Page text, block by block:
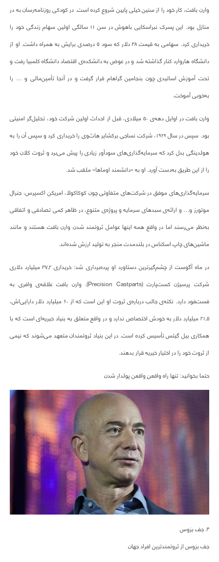
وارن بافت، کار خود را از سنین خیلی پایین شروع کرده است. در کودکی روزنامه‌رسان به در
منازل بود. این پسرک نبراسکایی باهوش در سن ۱۱ سالگی اولین سهام زندگی خود را
خریداری کرد. سهامی به قیمت ۳۸ دلار که سود ۵ درصدی برایش به همراه داشت. او از
دانشگاه هاروارد کنار گذاشته شد و در عوض به دانشکده‌ی اقتصاد دانشگاه کلمبیا رفت و
تحت آموزش اساتیدی چون بنجامین گراهام قرار گرفت و در آنجا تأمین‌مالی و … را
به‌خوبی آموخت.
وارن بافت در اوایل دهه‌ی ۵۰ میلادی، قبل از احداث اولین شرکت خود، تحلیل‌گر امنیتی
بود. سپس در سال ۱۹۶۹، شرکت نساجی برکشایر هاث‌وی را خریداری کرد و سپس آن را به
هولدینگی بدل کرد که سرمایه‌گذاری‌های سودآور زیادی را پیش می‌برد و ثروت کلان خود
را از این طریق به‌دست آورد. او به «دانشمند اوماها» ملقب شد.
سرمایه‌گذاری‌های موفق در شرکت‌های متفاوتی چون کوکاکولا، امریکن اکسپرس، جنرال
موتورز و… و ارائه‌ی سبدهای سرمایه و پروژه‌ی متنوع، در ظاهر کمی تصادفی و اتفاقی
به‌نظر می‌رسند اما در واقع همه اینها عوامل ثروتمند شدن وارن بافت هستند و مانند
ماشین‌های چاپ اسکناس در بلندمدت منجر به تولید ارزش شده‌اند.
در ماه آگوست از چشم‌گیرترین دستاورد او پرده‌برداری شد: خریداری ۳۷,۲ میلیارد دلاری
شرکت پرسیژن کست‌پارت (Precision Castparts). وارن بافت علاقه‌ی وافری به
فست‌فود دارد. نکته‌ی جالب درباره‌ی ثروت او این است که از ۶۰ میلیارد دلار دارایی‌اش،
۲۱,۵ میلیارد دلار به خودش اختصاص ندارد و در واقع متعلق به بنیاد خیریه‌ای است که با
همکاری بیل گیتس تأسیس کرده است. در این بنیاد ثروتمندان متعهد می‌شوند که نیمی
از ثروت خود را در اختیار خیریه قرار بدهند.
حتما بخوانید: تنها راه واقعنِ واقعن پولدار شدن
۴. جف بزوس
جف بزوس از ثروتمندترین افراد جهان